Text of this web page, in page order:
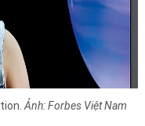
Ảnh: Forbes Việt Nam